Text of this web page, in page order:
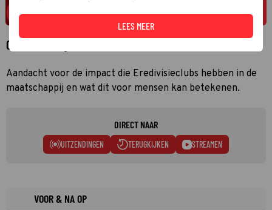
Over Voetbal geeft
Aandacht voor de impact die Eredivisieclubs hebben in de
maatschappij en wat dit voor mensen kan betekenen.
DIRECT NAAR
UITZENDINGEN TERUGKIJKEN STREAMEN
VOOR & NA OP
LEES MEER